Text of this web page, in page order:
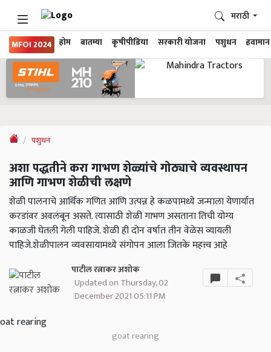
MFOI 2024 होम बातम्या कृषीपीडिया सरकारी योजना पशुधन हवामान
मराठी
पशुधन
अशा पद्धतीने करा गाभण शेळ्यांचे गोठ्याचे व्यवस्थापन
आणि गाभण शेळीची लक्षणे
शेळी पालनाचे आर्थिक गणित आणि उत्पन्न हे कळपामध्ये जन्माला येणार्यात
करडांवर अवलंबून असते. त्यासाठी शेळी गाभण असताना तिची योग्य
काळजी घेतली गेली पाहिजे. शेळी ही दोन वर्षात तीन वेळेस व्यायली
पाहिजे.शेळीपालन व्यवसायामध्ये संगोपन आला जितके महत्त्व आहे
पाटील रत्नाकर अशोक
Updated on Thursday, 02
December 2021 05:11 PM
goat rearing